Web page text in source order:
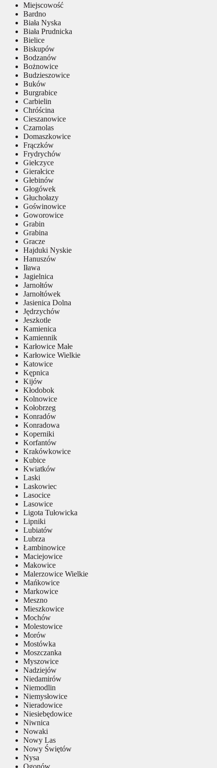
Miejscowość
Bardno
Biała Nyska
Biała Prudnicka
Bielice
Biskupów
Bodzanów
Bożnowice
Budzieszowice
Buków
Burgrabice
Carbielin
Chróścina
Cieszanowice
Czarnolas
Domaszkowice
Frączków
Frydrychów
Giełczyce
Gierałcice
Głebinów
Głogówek
Głuchołazy
Goświnowice
Goworowice
Grabin
Grabina
Gracze
Hajduki Nyskie
Hanuszów
Iława
Jagielnica
Jarnołtów
Jarnołtówek
Jasienica Dolna
Jędrzychów
Jeszkotle
Kamienica
Kamiennik
Karłowice Małe
Karłowice Wielkie
Katowice
Kępnica
Kijów
Kłodobok
Kolnowice
Kołobrzeg
Konradów
Konradowa
Koperniki
Korfantów
Krakówkowice
Kubice
Kwiatków
Laski
Laskowiec
Lasocice
Lasowice
Ligota Tułowicka
Lipniki
Lubiatów
Lubrza
Łambinowice
Maciejowice
Makowice
Malerzowice Wielkie
Mańkowice
Markowice
Meszno
Mieszkowice
Mochów
Molestowice
Morów
Mostówka
Moszczanka
Myszowice
Nadziejów
Niedamirów
Niemodlin
Niemysłowice
Nieradowice
Niesiebędowice
Niwnica
Nowaki
Nowy Las
Nowy Świętów
Nysa
Ogonów